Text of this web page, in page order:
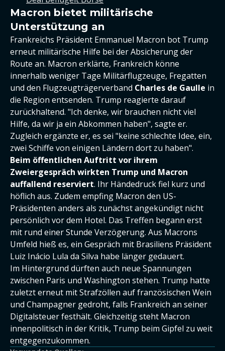
Macron bietet militärische
Unterstützung an
Frankreichs Präsident Emmanuel Macron bot Trump
erneut militärische Hilfe bei der Absicherung der
Route an. Macron erklärte, Frankreich könne
innerhalb weniger Tage Militärflugzeuge, Fregatten
und den Flugzeugträgerverband Charles de Gaulle in
die Region entsenden. Trump reagierte darauf
zurückhaltend. "Ich denke, wir brauchen nicht viel
Hilfe, da wir ja ein Abkommen haben", sagte er.
Zugleich ergänzte er, es sei "keine schlechte Idee, ein,
zwei Schiffe von einigen Ländern dort zu haben".
Beim öffentlichen Auftritt vor ihrem
Zweiergespräch wirkten Trump und Macron
auffallend reserviert. Ihr Händedruck fiel kurz und
höflich aus. Zudem empfing Macron den US-
Präsidenten anders als zunächst angekündigt nicht
persönlich vor dem Hotel. Das Treffen begann erst
mit rund einer Stunde Verzögerung. Aus Macrons
Umfeld hieß es, ein Gespräch mit Brasiliens Präsident
Luiz Inácio Lula da Silva habe länger gedauert.
Im Hintergrund dürften auch neue Spannungen
zwischen Paris und Washington stehen. Trump hatte
zuletzt erneut mit Strafzöllen auf französischen Wein
und Champagner gedroht, falls Frankreich an seiner
Digitalsteuer festhält. Gleichzeitig steht Macron
innenpolitisch in der Kritik, Trump beim Gipfel zu weit
entgegenzukommen.